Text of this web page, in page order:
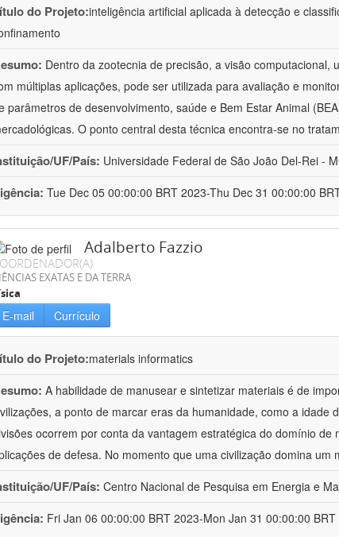
do Projeto:inteligência artificial aplicada à detecção e
Dentro da zootecnia de precisão, a visão computacional,
múltiplas aplicações, pode ser utilizada para avaliação e
parâmetros de desenvolvimento, saúde e Bem Estar Animal
O ponto central desta técnica encontra-se no
UF/País: Universidade Federal de São João Del-Rei -
Tue Dec 05 00:00:00 BRT 2023-Thu Dec 31 00:00:00
Adalberto Fazzio
EXATAS E DA TERRA
E-mail Currículo
do Projeto:materials informatics
A habilidade de manusear e sintetizar materiais é de
a ponto de marcar eras da humanidade, como a idade
ocorrem por conta da vantagem estratégica do domínio
de defesa. No momento que uma civilização domina um
UF/País: Centro Nacional de Pesquisa em Energia e
Fri Jan 06 00:00:00 BRT 2023-Mon Jan 31 00:00:00 BRT